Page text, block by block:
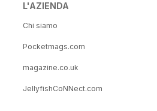
L'AZIENDA
Chi siamo
Pocketmags.com
magazine.co.uk
JellyfishCoNNect.com